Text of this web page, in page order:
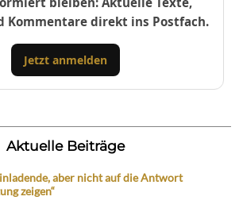
Kommentare direkt ins Postfach.
Jetzt anmelden
Aktuelle Beiträge
aber nicht auf die Antwort
zeigen“